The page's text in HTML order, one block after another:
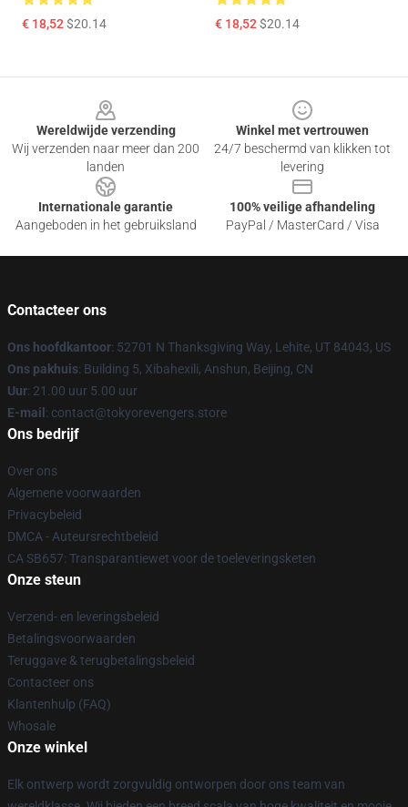
€ 18,52$20.14 € 18,52$20.14
Wereldwijde verzending
Wij verzenden naar meer dan 200
landen
Winkel met vertrouwen
24/7 beschermd van klikken tot
levering
Internationale garantie
Aangeboden in het gebruiksland
100% veilige afhandeling
PayPal / MasterCard / Visa
Contacteer ons
Ons hoofdkantoor: 52701 N Thanksgiving Way, Lehite, UT 84043, US
Ons pakhuis: Building 5, Xibahexili, Anshun, Beijing, CN
Uur: 21.00 uur 5.00 uur
E-mail : contact@tokyorevengers.store
Ons bedrijf
Over ons
Algemene voorwaarden
Privacybeleid
DMCA - Auteursrechtbeleid
CA SB657: Transparantiewet voor de toeleveringsketen
Onze steun
Verzend- en leveringsbeleid
Betalingsvoorwaarden
Teruggave & terugbetalingsbeleid
Contacteer ons
Klantenhulp (FAQ)
Whosale
Onze winkel
Elk ontwerp wordt zorgvuldig ontworpen door ons team van